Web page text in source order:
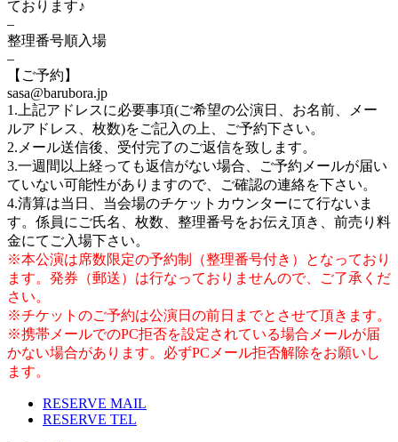
ております♪
–
整理番号順入場
–
【ご予約】
sasa@barubora.jp
1.上記アドレスに必要事項(ご希望の公演日、お名前、メー
ルアドレス、枚数)をご記入の上、ご予約下さい。
2.メール送信後、受付完了のご返信を致します。
3.一週間以上経っても返信がない場合、ご予約メールが届い
ていない可能性がありますので、ご確認の連絡を下さい。
4.清算は当日、当会場のチケットカウンターにて行ないま
す。係員にご氏名、枚数、整理番号をお伝え頂き、前売り料
金にてご入場下さい。
※本公演は席数限定の予約制（整理番号付き）となっており
ます。発券（郵送）は行なっておりませんので、ご了承くだ
さい。
※チケットのご予約は公演日の前日までとさせて頂きます。
※携帯メールでのPC拒否を設定されている場合メールが届
かない場合があります。必ずPCメール拒否解除をお願いし
ます。
RESERVE MAIL
RESERVE TEL